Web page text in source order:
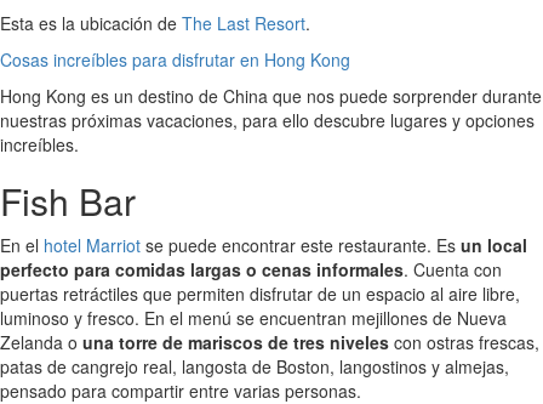
Esta es la ubicación de The Last Resort.
Cosas increíbles para disfrutar en Hong Kong
Hong Kong es un destino de China que nos puede sorprender durante
nuestras próximas vacaciones, para ello descubre lugares y opciones
increíbles.
Fish Bar
En el hotel Marriot se puede encontrar este restaurante. Es un local
perfecto para comidas largas o cenas informales. Cuenta con
puertas retráctiles que permiten disfrutar de un espacio al aire libre,
luminoso y fresco. En el menú se encuentran mejillones de Nueva
Zelanda o una torre de mariscos de tres niveles con ostras frescas,
patas de cangrejo real, langosta de Boston, langostinos y almejas,
pensado para compartir entre varias personas.